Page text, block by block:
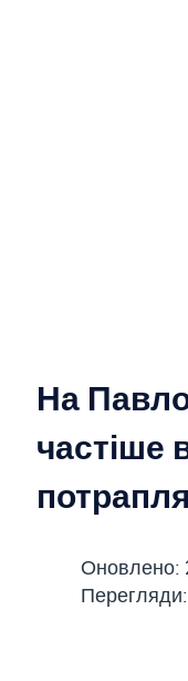
На
частіше
Оновлено: